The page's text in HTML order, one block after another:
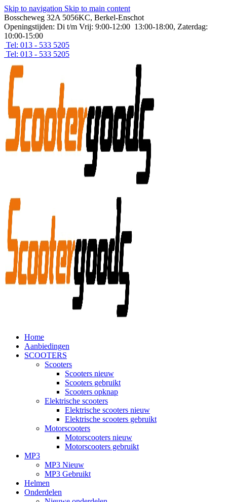
Skip to navigation Skip to main content
Bosscheweg 32A 5056KC, Berkel-Enschot
Openingstijden: Di t/m Vrij: 9:00-12:00 13:00-18:00, Zaterdag:
10:00-15:00
Tel: 013 - 533 5205
Tel: 013 - 533 5205
Home
Aanbiedingen
SCOOTERS
Scooters
Scooters nieuw
Scooters gebruikt
Scooters opknap
Elektrische scooters
Elektrische scooters nieuw
Elektrische scooters gebruikt
Motorscooters
Motorscooters nieuw
Motorscooters gebruikt
MP3
MP3 Nieuw
MP3 Gebruikt
Helmen
Onderdelen